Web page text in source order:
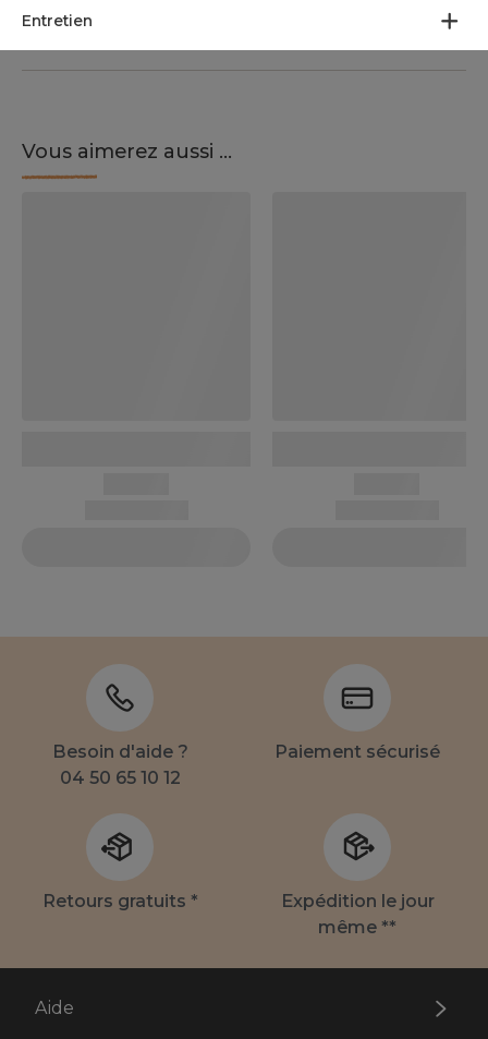
Entretien
Vous aimerez aussi ...
Besoin d'aide ?
04 50 65 10 12
Paiement sécurisé
Retours gratuits *
Expédition le jour
même **
Aide